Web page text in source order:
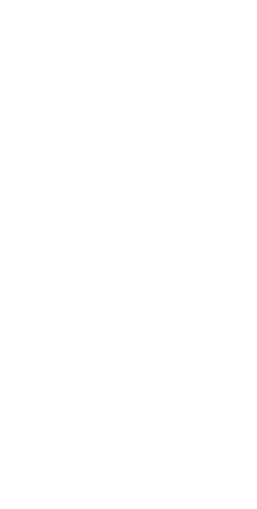
google-maps टैग के